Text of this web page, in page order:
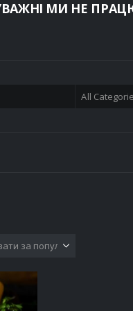
МИ НЕ
All